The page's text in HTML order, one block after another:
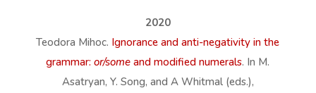
2020
Teodora Mihoc. Ignorance and anti-negativity in the
grammar:or/some and modified numerals. In M.
Asatryan, Y. Song, and A Whitmal (eds.),